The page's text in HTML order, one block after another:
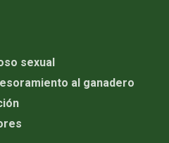
sexual
al ganadero